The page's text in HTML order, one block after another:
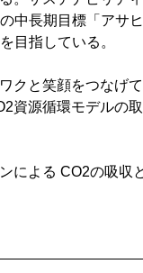
中長期目標「アサ
目指している。
クと笑顔をつなげ
資源循環モデルの
による CO2の吸収